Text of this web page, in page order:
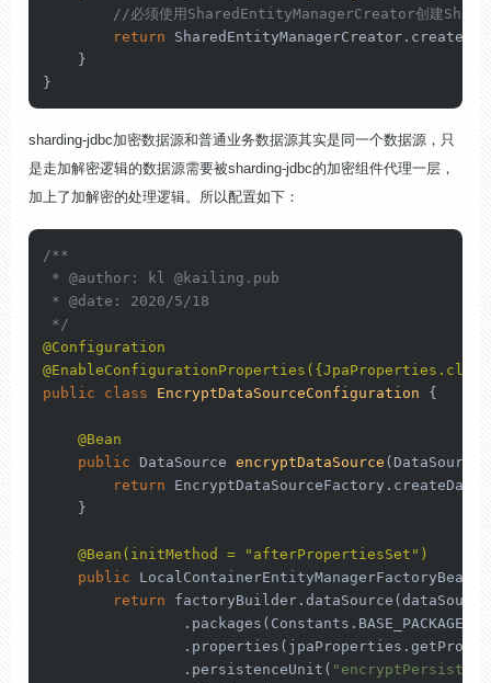
//必须使用SharedEntityManagerCreator创建
return
    }
}
sharding-jdbc加密数据源和普通业务数据源其实是同一个数据源，只
是走加解密逻辑的数据源需要被sharding-jdbc的加密组件代理一层，
加上了加解密的处理逻辑。所以配置如下：
/**
* @author : kl @kailing .pub
* @date : 2020/5/18
*/
@Configuration
public
class EncryptDataSourceConfiguration {
@Bean
public DataSource encryptDataSource
return
    }
@Bean(initMethod = "afterPropertiesSet")
public LocalContainerEntityManagerFactoryBean
return
                .packages(Constants.BASE_PACKAGES)
                .persistenceUnit(